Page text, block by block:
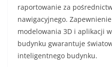
raportowanie za
nawigacyjnego.
modelowania 3D i aplikacji
budynku gwarantuje
inteligentnego budynku.